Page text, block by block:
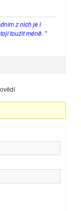
z nich je i
toužit méně. "